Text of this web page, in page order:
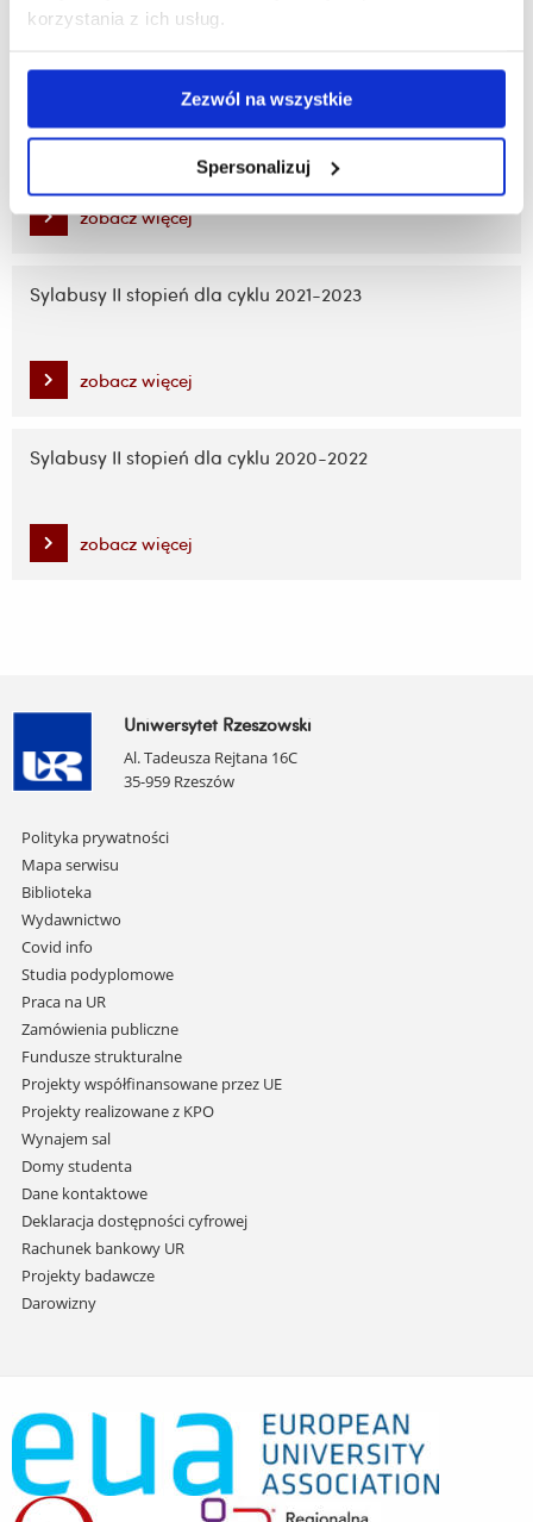
korzystania z ich usług.
Zezwól na wszystkie
Spersonalizuj
Sylabusy II stopień dla cyklu 2022-2024
zobacz więcej
Sylabusy II stopień dla cyklu 2021-2023
zobacz więcej
Sylabusy II stopień dla cyklu 2020-2022
zobacz więcej
Uniwersytet Rzeszowski
Al. Tadeusza Rejtana 16C
35-959 Rzeszów
Pomiń
nawigację
i
przejdź
do
treści
Polityka prywatności
Mapa serwisu
Biblioteka
Wydawnictwo
Covid info
Studia podyplomowe
Praca na UR
Zamówienia publiczne
Fundusze strukturalne
Projekty współfinansowane przez UE
Projekty realizowane z KPO
Wynajem sal
Domy studenta
Dane kontaktowe
Deklaracja dostępności cyfrowej
Rachunek bankowy UR
Projekty badawcze
Darowizny